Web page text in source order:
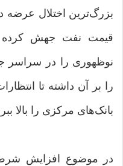
بزرگ‌ترین اختلال عرضه
قیمت نفت جهش
نوظهوری را در سراسر
را بر آن داشته تا
بانک‌های مرکزی را بالا
در موضوع افزایش